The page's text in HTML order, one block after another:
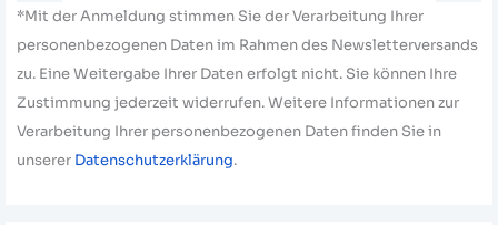
*Mit der Anmeldung stimmen Sie der Verarbeitung Ihrer
personenbezogenen Daten im Rahmen des Newsletterversands
zu. Eine Weitergabe Ihrer Daten erfolgt nicht. Sie können Ihre
Zustimmung jederzeit widerrufen. Weitere Informationen zur
Verarbeitung Ihrer personenbezogenen Daten finden Sie in
unserer Datenschutzerklärung.